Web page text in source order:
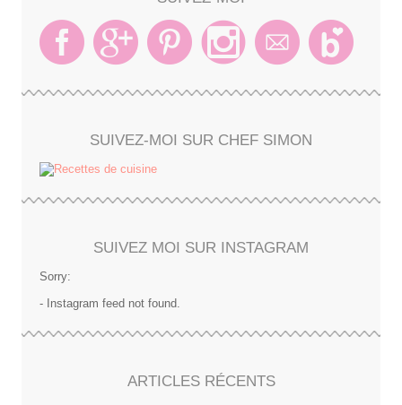
SUIVEZ-MOI SUR CHEF SIMON
SUIVEZ MOI SUR INSTAGRAM
Sorry:
- Instagram feed not found.
ARTICLES RÉCENTS